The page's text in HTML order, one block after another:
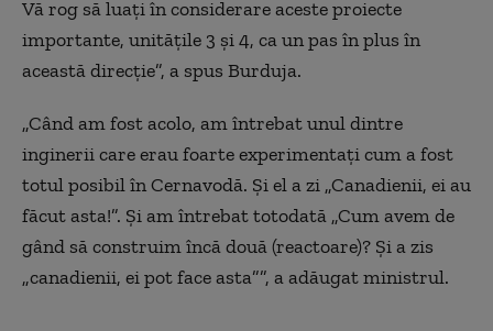
Vă rog să luați în considerare aceste proiecte
importante, unitățile 3 și 4, ca un pas în plus în
această direcție”, a spus Burduja.
„Când am fost acolo, am întrebat unul dintre
inginerii care erau foarte experimentați cum a fost
totul posibil în Cernavodă. Și el a zi „Canadienii, ei au
făcut asta!”. Și am întrebat totodată „Cum avem de
gând să construim încă două (reactoare)? Și a zis
„canadienii, ei pot face asta””, a adăugat ministrul.